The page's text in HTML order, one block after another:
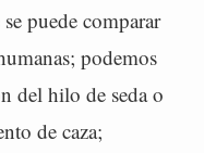
puede comparar
podemos
del hilo de seda o
de caza;